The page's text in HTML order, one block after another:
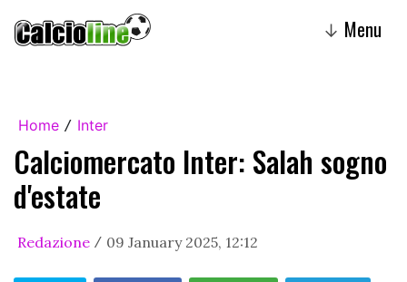
↓ Menu
Home / Inter
Calciomercato Inter: Salah sogno
d'estate
Redazione / 09 January 2025, 12:12